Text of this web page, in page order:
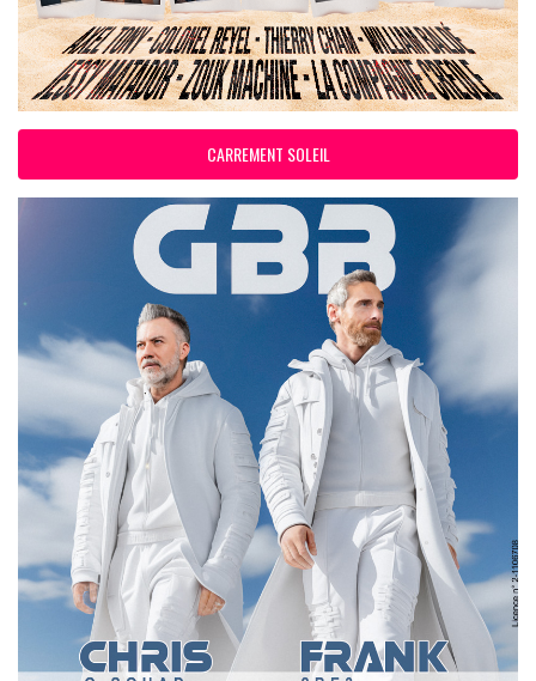
CARREMENT SOLEIL